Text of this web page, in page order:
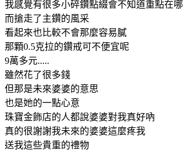
我感覺有很多小碎鑽點綴會不知道重點在哪
而搶走了主鑽的風采
看起來也比較不會那麼容易膩
那顆0.5克拉的鑽戒可不便宜呢
9萬多元.....
雖然花了很多錢
但那是未來婆婆的意思
也是她的一點心意
珠寶金飾店的人都說婆婆對我真好吶
真的很謝謝我未來的婆婆這麼疼我
送我這些貴重的禮物